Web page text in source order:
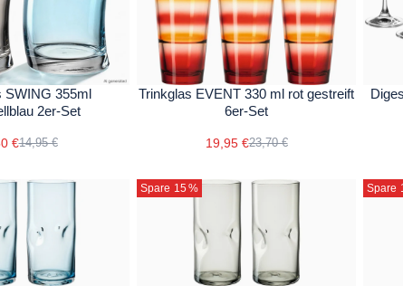
SWING 355ml
2er-Set
€14,95 €
Trinkglas EVENT 330 ml rot gestreift
6er-Set
19,95 €23,70 €
Spare 15 % Spare